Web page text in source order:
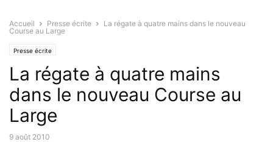
Accueil Presse écrite
La régate à quatre mains dans le nouveau
Course au Large
Presse écrite
La régate à quatre mains
dans le nouveau Course au
Large
9 août 2010